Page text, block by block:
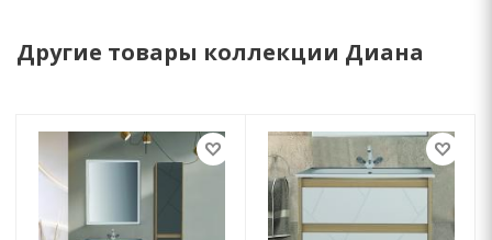
Другие товары коллекции Диана